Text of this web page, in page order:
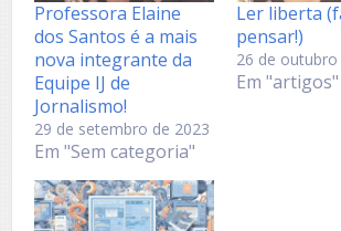
Professora Elaine
dos Santos é a mais
nova integrante da
Equipe IJ de
Jornalismo!
29 de setembro de 2023
Em "Sem categoria"
Ler liberta
pensar!)
26 de outubro
Em "artigos"